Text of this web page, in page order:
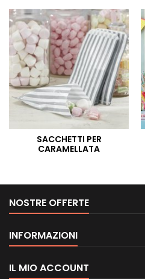
SACCHETTI PER
CARAMELLATA
NOSTRE OFFERTE
INFORMAZIONI
IL MIO ACCOUNT